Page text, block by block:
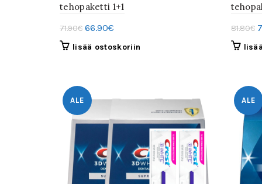
tehopaketti 1+1
71.90€ Alkuperäinen
hinta
66.90€
hinta
lisää ostoskoriin
81.80€
ALE ALE